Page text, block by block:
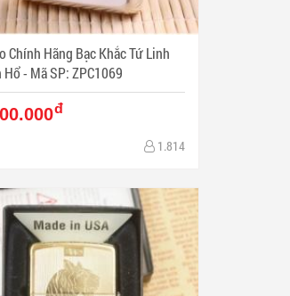
Chính Hãng Bạc Khắc Tứ Linh
Bạch Hổ - Mã SP: ZPC1069
đ
1.814